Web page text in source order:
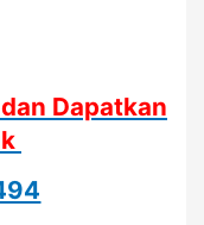
Dapatkan